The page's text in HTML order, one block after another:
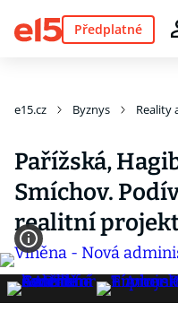
Předplatné
e15.cz Byznys Reality
Pařížská,
Smíchov.
realitní